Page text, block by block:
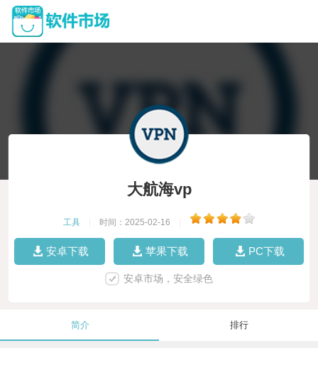
大航海vp
工具 时间：2025-02-16
安卓下载 苹果下载 PC下载
安卓市场，安全绿色
简介 排行